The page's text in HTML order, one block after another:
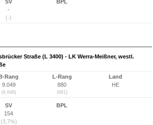
SV
-
(-)
BPL
Straße (L 3400) - LK Werra-Meißner, westl.
B-Rang
9.049
(6.648)
L-Rang
880
(861)
Land
HE
SV
154
(3,7%)
BPL